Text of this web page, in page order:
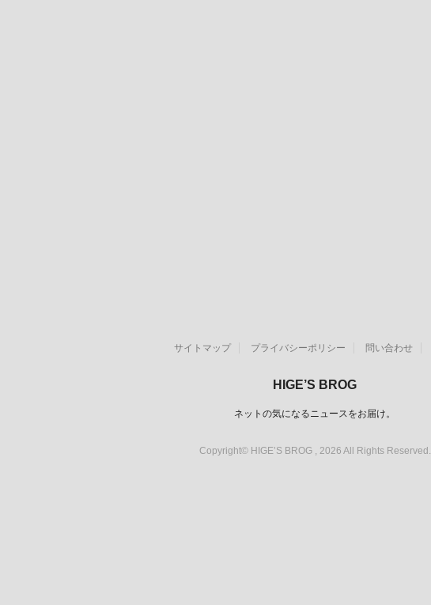
サイトマップ プライバシーポリシー 問い合わせ
HIGE’S BROG
ネットの気になるニュースをお届け。
Copyright© HIGE’S BROG , 2026 All Rights Reserved.